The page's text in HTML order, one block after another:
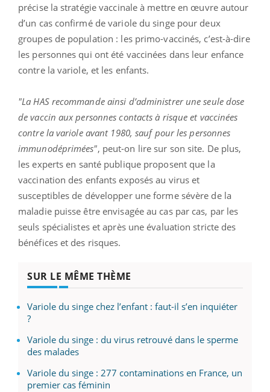
précise la stratégie vaccinale à mettre en œuvre autour
d’un cas confirmé de variole du singe pour deux
groupes de population : les primo-vaccinés, c’est-à-dire
les personnes qui ont été vaccinées dans leur enfance
contre la variole, et les enfants.
"La HAS recommande ainsi d’administrer une seule dose
de vaccin aux personnes contacts à risque et vaccinées
contre la variole avant 1980, sauf pour les personnes
immunodéprimées", peut-on lire sur son site. De plus,
les experts en santé publique proposent que la
vaccination des enfants exposés au virus et
susceptibles de développer une forme sévère de la
maladie puisse être envisagée au cas par cas, par les
seuls spécialistes et après une évaluation stricte des
bénéfices et des risques.
SUR LE MÊME THÈME
Variole du singe chez l’enfant : faut-il s’en inquiéter
?
Variole du singe : du virus retrouvé dans le sperme
des malades
Variole du singe : 277 contaminations en France, un
premier cas féminin